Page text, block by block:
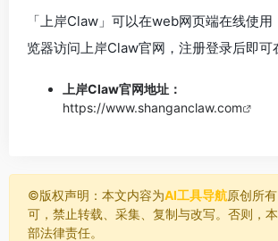
「上岸Claw」可以在web网页端在线使
览器访问上岸Claw官网，注册登录后即可
上岸Claw官网地址：
https://www.shanganclaw.com
©️版权声明：本文内容为AI工具导航原创所
可，禁止转载、采集、复制与改写。否则，
部法律责任。